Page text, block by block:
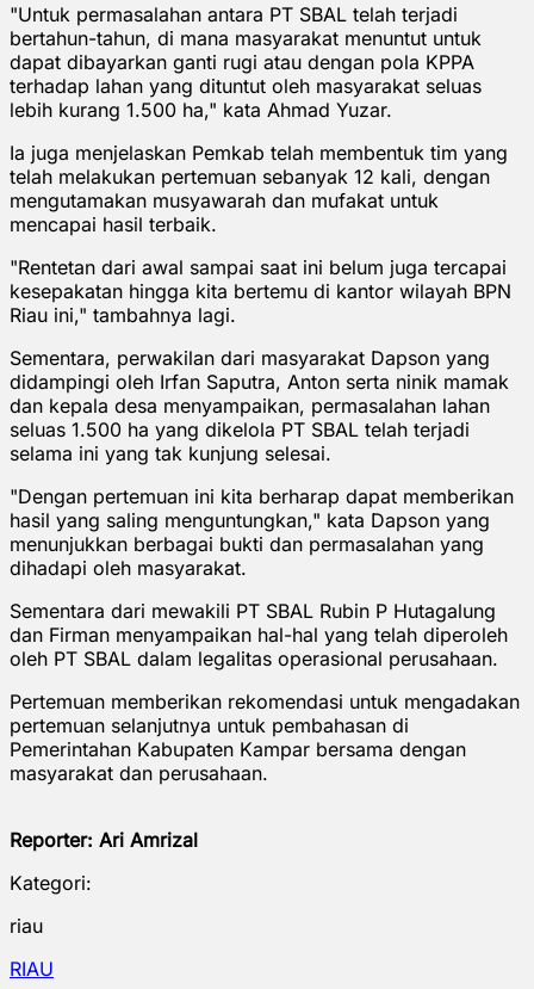
"Untuk permasalahan antara PT SBAL telah terjadi
bertahun-tahun, di mana masyarakat menuntut untuk
dapat dibayarkan ganti rugi atau dengan pola KPPA
terhadap lahan yang dituntut oleh masyarakat seluas
lebih kurang 1.500 ha," kata Ahmad Yuzar.
Ia juga menjelaskan Pemkab telah membentuk tim yang
telah melakukan pertemuan sebanyak 12 kali, dengan
mengutamakan musyawarah dan mufakat untuk
mencapai hasil terbaik.
"Rentetan dari awal sampai saat ini belum juga tercapai
kesepakatan hingga kita bertemu di kantor wilayah BPN
Riau ini," tambahnya lagi.
Sementara, perwakilan dari masyarakat Dapson yang
didampingi oleh Irfan Saputra, Anton serta ninik mamak
dan kepala desa menyampaikan, permasalahan lahan
seluas 1.500 ha yang dikelola PT SBAL telah terjadi
selama ini yang tak kunjung selesai.
"Dengan pertemuan ini kita berharap dapat memberikan
hasil yang saling menguntungkan," kata Dapson yang
menunjukkan berbagai bukti dan permasalahan yang
dihadapi oleh masyarakat.
Sementara dari mewakili PT SBAL Rubin P Hutagalung
dan Firman menyampaikan hal-hal yang telah diperoleh
oleh PT SBAL dalam legalitas operasional perusahaan.
Pertemuan memberikan rekomendasi untuk mengadakan
pertemuan selanjutnya untuk pembahasan di
Pemerintahan Kabupaten Kampar bersama dengan
masyarakat dan perusahaan.
Reporter: Ari Amrizal
Kategori:
riau
RIAU